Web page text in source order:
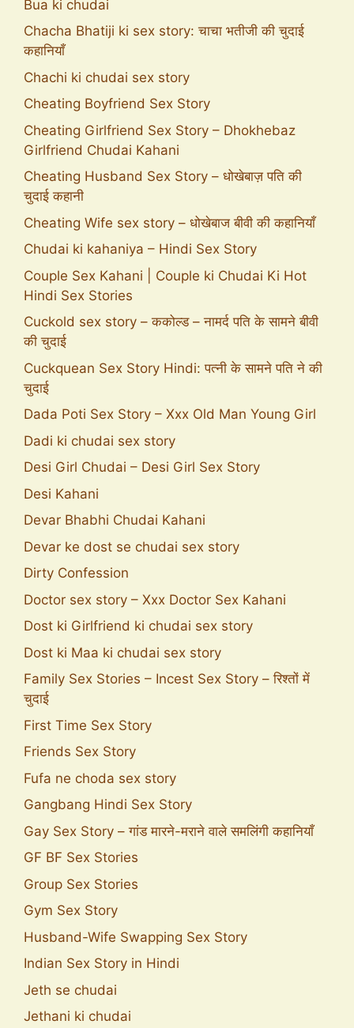
Bua ki chudai
Chacha Bhatiji ki sex story: चाचा भतीजी की चुदाई
कहानियाँ
Chachi ki chudai sex story
Cheating Boyfriend Sex Story
Cheating Girlfriend Sex Story – Dhokhebaz
Girlfriend Chudai Kahani
Cheating Husband Sex Story – धोखेबाज़ पति की
चुदाई कहानी
Cheating Wife sex story – धोखेबाज बीवी की कहानियाँ
Chudai ki kahaniya – Hindi Sex Story
Couple Sex Kahani | Couple ki Chudai Ki Hot
Hindi Sex Stories
Cuckold sex story – ककोल्ड – नामर्द पति के सामने बीवी
की चुदाई
Cuckquean Sex Story Hindi: पत्नी के सामने पति ने की
चुदाई
Dada Poti Sex Story – Xxx Old Man Young Girl
Dadi ki chudai sex story
Desi Girl Chudai – Desi Girl Sex Story
Desi Kahani
Devar Bhabhi Chudai Kahani
Devar ke dost se chudai sex story
Dirty Confession
Doctor sex story – Xxx Doctor Sex Kahani
Dost ki Girlfriend ki chudai sex story
Dost ki Maa ki chudai sex story
Family Sex Stories – Incest Sex Story – रिश्तों में
चुदाई
First Time Sex Story
Friends Sex Story
Fufa ne choda sex story
Gangbang Hindi Sex Story
Gay Sex Story – गांड मारने-मराने वाले समलिंगी कहानियाँ
GF BF Sex Stories
Group Sex Stories
Gym Sex Story
Husband-Wife Swapping Sex Story
Indian Sex Story in Hindi
Jeth se chudai
Jethani ki chudai